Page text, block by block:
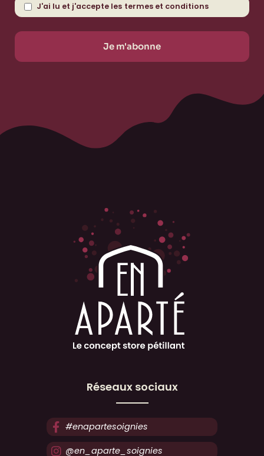
J'ai lu et j'accepte les termes et conditions
Réseaux sociaux
#enapartesoignies
@en_aparte_soignies